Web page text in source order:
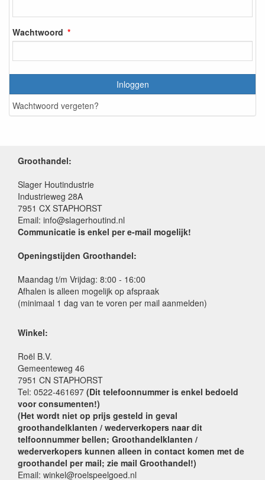
Wachtwoord
Inloggen
Wachtwoord vergeten?
Groothandel:
Slager Houtindustrie
Industrieweg 28A
7951 CX STAPHORST
Email: info@slagerhoutind.nl
Communicatie is enkel per e-mail mogelijk!
Openingstijden Groothandel:
Maandag t/m Vrijdag: 8:00 - 16:00
Afhalen is alleen mogelijk op afspraak
(minimaal 1 dag van te voren per mail aanmelden)
Winkel:
Roël B.V.
Gemeenteweg 46
7951 CN STAPHORST
Tel: 0522-461697 (Dit telefoonnummer is enkel bedoeld
voor consumenten!)
(Het wordt niet op prijs gesteld in geval
groothandelklanten / wederverkopers naar dit
telfoonnummer bellen; Groothandelklanten /
wederverkopers kunnen alleen in contact komen met de
groothandel per mail; zie mail Groothandel!)
Email: winkel@roelspeelgoed.nl